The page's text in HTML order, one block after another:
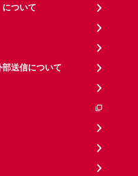
ついて
送信について